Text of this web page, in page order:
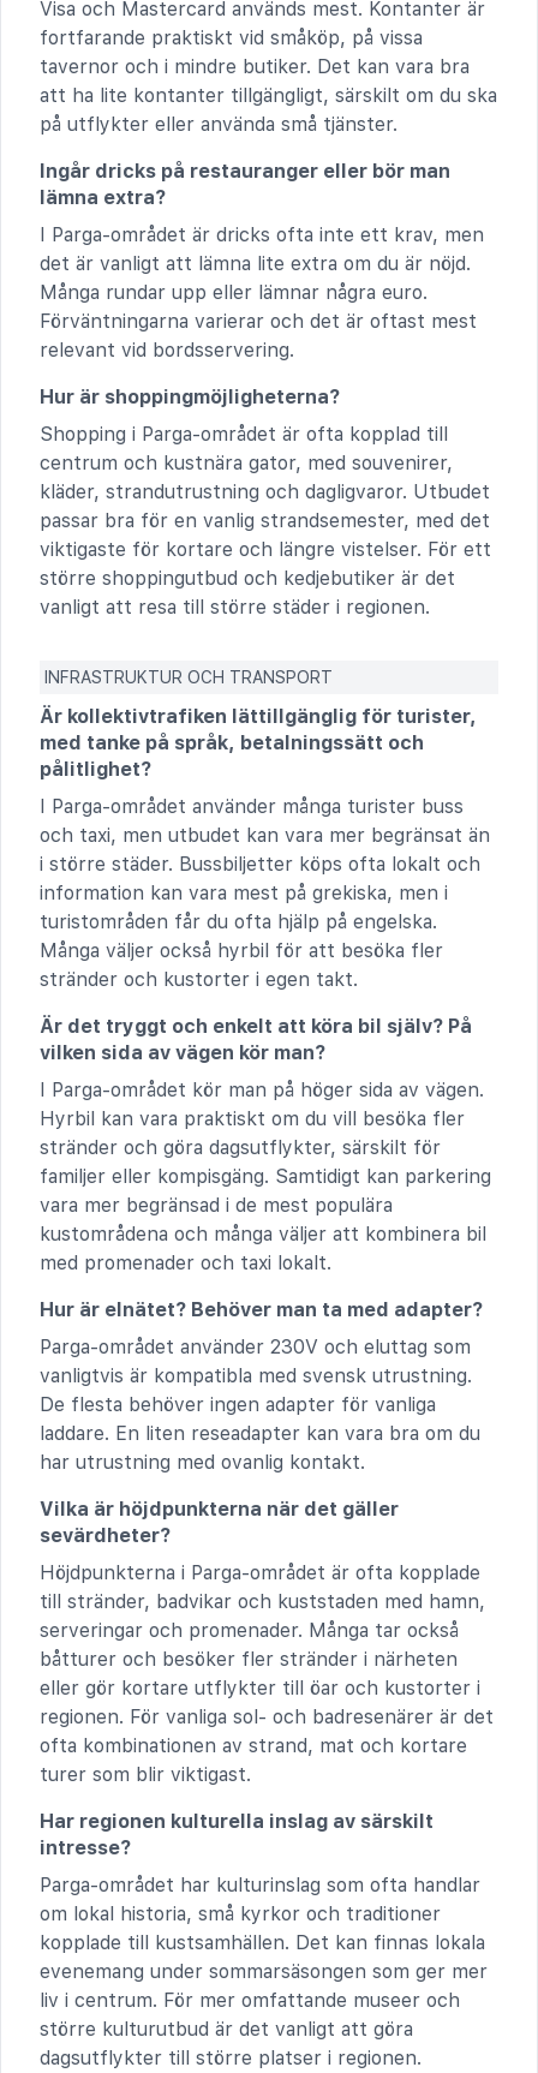
Visa och Mastercard används mest. Kontanter är
fortfarande praktiskt vid småköp, på vissa
tavernor och i mindre butiker. Det kan vara bra
att ha lite kontanter tillgängligt, särskilt om du ska
på utflykter eller använda små tjänster.
Ingår dricks på restauranger eller bör man
lämna extra?
I Parga-området är dricks ofta inte ett krav, men
det är vanligt att lämna lite extra om du är nöjd.
Många rundar upp eller lämnar några euro.
Förväntningarna varierar och det är oftast mest
relevant vid bordsservering.
Hur är shoppingmöjligheterna?
Shopping i Parga-området är ofta kopplad till
centrum och kustnära gator, med souvenirer,
kläder, strandutrustning och dagligvaror. Utbudet
passar bra för en vanlig strandsemester, med det
viktigaste för kortare och längre vistelser. För ett
större shoppingutbud och kedjebutiker är det
vanligt att resa till större städer i regionen.
INFRASTRUKTUR OCH TRANSPORT
Är kollektivtrafiken lättillgänglig för turister,
med tanke på språk, betalningssätt och
pålitlighet?
I Parga-området använder många turister buss
och taxi, men utbudet kan vara mer begränsat än
i större städer. Bussbiljetter köps ofta lokalt och
information kan vara mest på grekiska, men i
turistområden får du ofta hjälp på engelska.
Många väljer också hyrbil för att besöka fler
stränder och kustorter i egen takt.
Är det tryggt och enkelt att köra bil själv? På
vilken sida av vägen kör man?
I Parga-området kör man på höger sida av vägen.
Hyrbil kan vara praktiskt om du vill besöka fler
stränder och göra dagsutflykter, särskilt för
familjer eller kompisgäng. Samtidigt kan parkering
vara mer begränsad i de mest populära
kustområdena och många väljer att kombinera bil
med promenader och taxi lokalt.
Hur är elnätet? Behöver man ta med adapter?
Parga-området använder 230V och eluttag som
vanligtvis är kompatibla med svensk utrustning.
De flesta behöver ingen adapter för vanliga
laddare. En liten reseadapter kan vara bra om du
har utrustning med ovanlig kontakt.
Vilka är höjdpunkterna när det gäller
sevärdheter?
Höjdpunkterna i Parga-området är ofta kopplade
till stränder, badvikar och kuststaden med hamn,
serveringar och promenader. Många tar också
båtturer och besöker fler stränder i närheten
eller gör kortare utflykter till öar och kustorter i
regionen. För vanliga sol- och badresenärer är det
ofta kombinationen av strand, mat och kortare
turer som blir viktigast.
Har regionen kulturella inslag av särskilt
intresse?
Parga-området har kulturinslag som ofta handlar
om lokal historia, små kyrkor och traditioner
kopplade till kustsamhällen. Det kan finnas lokala
evenemang under sommarsäsongen som ger mer
liv i centrum. För mer omfattande museer och
större kulturutbud är det vanligt att göra
dagsutflykter till större platser i regionen.